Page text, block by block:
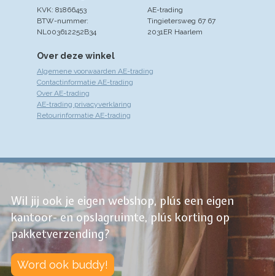
Over deze winkel
Algemene voorwaarden AE-trading
Contactinformatie AE-trading
Over AE-trading
AE-trading privacyverklaring
Retourinformatie AE-trading
AE-trading
Tingietersweg 67 67
2031ER Haarlem
KVK: 81866453
BTW-nummer:
NL003612252B34
Wil jij ook je eigen webshop, plús een eigen
kantoor- en opslagruimte, plús korting op
pakketverzending?
Word ook buddy!